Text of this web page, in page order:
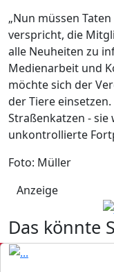
„Nun müssen
verspricht, die
alle Neuheiten zu
Medienarbeit und
möchte sich der
der Tiere
Straßenkatzen -
unkontrollierte
Foto: Müller
Anzeige
Das könnte